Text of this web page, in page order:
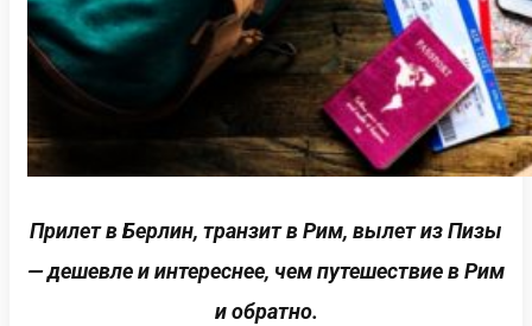
Прилет в Берлин, транзит в Рим, вылет из Пизы
— дешевле и интереснее, чем путешествие в Рим
и обратно.